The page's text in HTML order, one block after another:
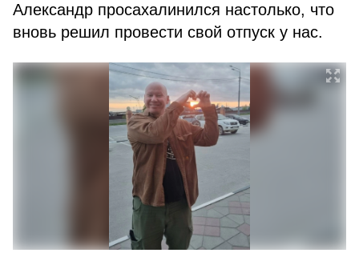
Александр просахалинился настолько, что
вновь решил провести свой отпуск у нас.